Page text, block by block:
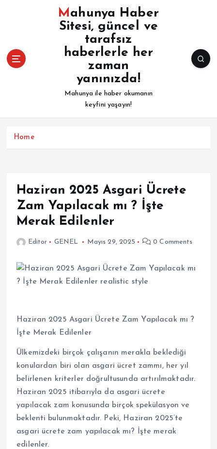
a
Mahunya Haber
Sitesi, güncel ve
tarafsız
haberlerle her
zaman
yanınızda!
Mahunya ile haber okumanın
keyfini yaşayın!
Home
Haziran 2025 Asgari Ücrete
Zam Yapılacak mı ? İşte
Merak Edilenler
Editor GENEL Mayıs 29, 2025 0 Comments
Haziran 2025 Asgari Ücrete Zam Yapılacak mı ?
İşte Merak Edilenler
Ülkemizdeki birçok çalışanın merakla beklediği
konulardan biri olan asgari ücret zammı, her yıl
belirlenen kriterler doğrultusunda artırılmaktadır.
Haziran 2025 itibarıyla da asgari ücrete
yapılacak zam konusunda birçok spekülasyon ve
beklenti bulunmaktadır. Peki, Haziran 2025’te
asgari ücrete zam yapılacak mı? İşte merak
edilenler.